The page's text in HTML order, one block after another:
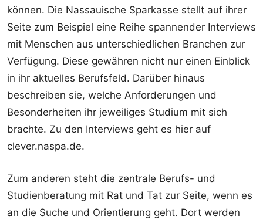
können. Die Nassauische Sparkasse stellt auf ihrer
Seite zum Beispiel eine Reihe spannender Interviews
mit Menschen aus unterschiedlichen Branchen zur
Verfügung. Diese gewähren nicht nur einen Einblick
in ihr aktuelles Berufsfeld. Darüber hinaus
beschreiben sie, welche Anforderungen und
Besonderheiten ihr jeweiliges Studium mit sich
brachte. Zu den Interviews geht es hier auf
clever.naspa.de.
Zum anderen steht die zentrale Berufs- und
Studienberatung mit Rat und Tat zur Seite, wenn es
an die Suche und Orientierung geht. Dort werden